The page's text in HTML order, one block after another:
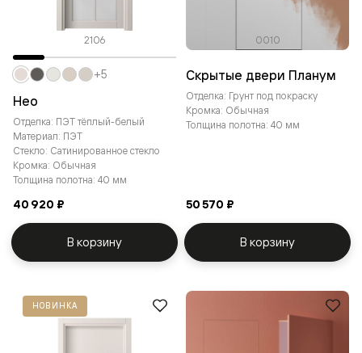
2106
Нео
Отделка: ПЭТ тёплый-белый
Материал: ПЭТ
Стекло: Сатинированное стекло
Кромка: Обычная
Толщина полотна: 40 мм
40 920 ₽
+5
В корзину
0010
Скрытые двери Планум
Отделка: Грунт под покраску
Кромка: Обычная
Толщина полотна: 40 мм
50 570 ₽
В корзину
НОВИНКА